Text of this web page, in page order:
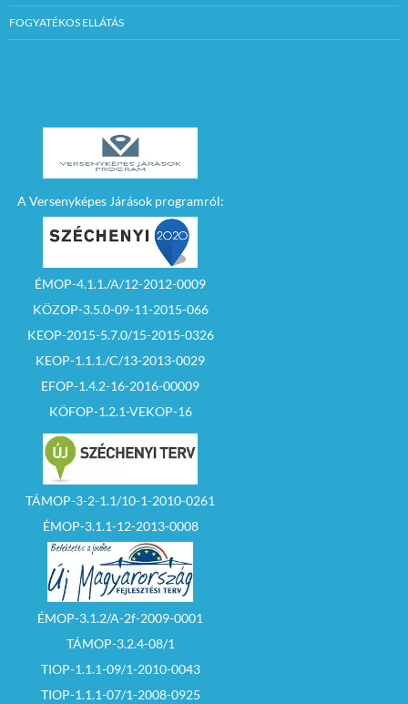
FOGYATÉKOS ELLÁTÁS
A Versenyképes Járások programról:
ÉMOP-4.1.1./A/12-2012-0009
KÖZOP-3.5.0-09-11-2015-066
KEOP-2015-5.7.0/15-2015-0326
KEOP-1.1.1./C/13-2013-0029
EFOP-1.4.2-16-2016-00009
KÖFOP-1.2.1-VEKOP-16
TÁMOP-3-2-1.1/10-1-2010-0261
ÉMOP-3.1.1-12-2013-0008
ÉMOP-3.1.2/A-2f-2009-0001
TÁMOP-3.2.4-08/1
TIOP-1.1.1-09/1-2010-0043
TIOP-1.1.1-07/1-2008-0925